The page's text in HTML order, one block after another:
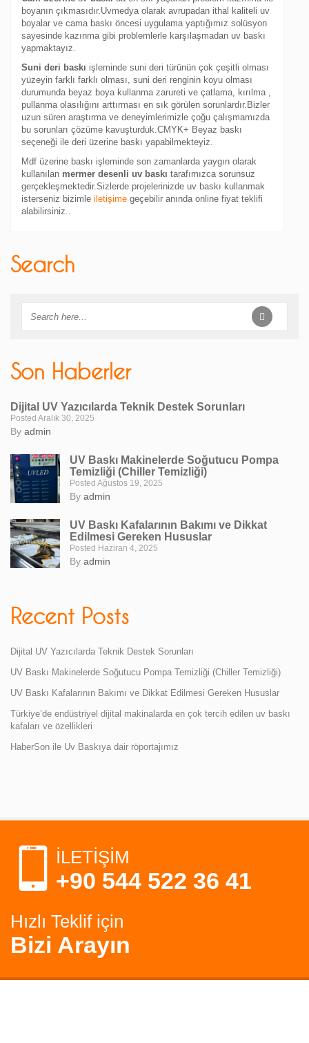
boyanın çıkmasıdır.Uvmedya olarak avrupadan ithal kaliteli uv
boyalar ve cama baskı öncesi uygulama yaptığımız solüsyon
sayesinde kazınma gibi problemlerle karşılaşmadan uv baskı
yapmaktayız.
Suni deri baskı işleminde suni deri türünün çok çeşitli olması
yüzeyin farklı farklı olması, suni deri renginin koyu olması
durumunda beyaz boya kullanma zarureti ve çatlama, kırılma ,
pullanma olasılığını arttırması en sık görülen sorunlardır.Bizler
uzun süren araştırma ve deneyimlerimizle çoğu çalışmamızda
bu sorunları çözüme kavuşturduk.CMYK+ Beyaz baskı
seçeneği ile deri üzerine baskı yapabilmekteyiz.
Mdf üzerine baskı işleminde son zamanlarda yaygın olarak
kullanılan mermer desenli uv baskı tarafımızca sorunsuz
gerçekleşmektedir.Sizlerde projelerinizde uv baskı kullanmak
isterseniz bizimle iletişime geçebilir anında online fiyat teklifi
alabilirsiniz..
Search
Son Haberler
Dijital UV Yazıcılarda Teknik Destek Sorunları
Posted Aralık 30, 2025
By admin
UV Baskı Makinelerde Soğutucu Pompa
Temizliği (Chiller Temizliği)
Posted Ağustos 19, 2025
By admin
UV Baskı Kafalarının Bakımı ve Dikkat
Edilmesi Gereken Hususlar
Posted Haziran 4, 2025
By admin
Recent Posts
Dijital UV Yazıcılarda Teknik Destek Sorunları
UV Baskı Makinelerde Soğutucu Pompa Temizliği (Chiller Temizliği)
UV Baskı Kafalarının Bakımı ve Dikkat Edilmesi Gereken Hususlar
Türkiye’de endüstriyel dijital makinalarda en çok tercih edilen uv baskı
kafaları ve özellikleri
HaberSon ile Uv Baskıya dair röportajımız
İLETİŞİM
+90 544 522 36 41
Hızlı Teklif için
Bizi Arayın